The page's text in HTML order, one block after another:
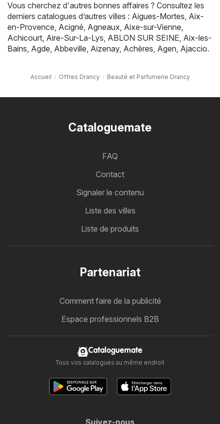
Vous cherchez d'autres bonnes affaires ? Consultez les
derniers catalogues d’autres villes : Aigues-Mortes, Aix-
en-Provence, Acigné, Agneaux, Aixe-sur-Vienne,
Achicourt, Aire-Sur-La-Lys, ABLON SUR SEINE, Aix-les-
Bains, Agde, Abbeville, Aizenay, Achères, Agen, Ajaccio.
Accueil Offres Drancy Beauté et Parfumerie Drancy
Cataloguemate
FAQ
Contact
Signaler le contenu
Liste des villes
Liste de produits
Partenariat
Comment faire de la publicité
Espace professionnels B2B
Cataloguemate
Tous vos catalogues au même endroit